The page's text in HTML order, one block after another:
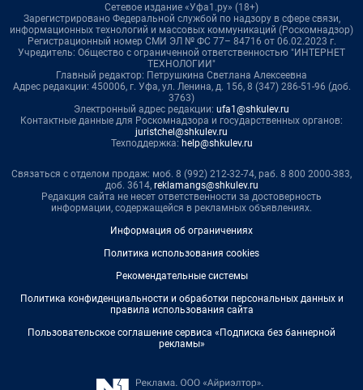
Сетевое издание «Уфа1.ру» (18+)
Зарегистрировано Федеральной службой по надзору в сфере связи,
информационных технологий и массовых коммуникаций (Роскомнадзор)
Регистрационный номер СМИ ЭЛ № ФС 77– 84716 от 06.02.2023 г.
Учредитель: Общество с ограниченной ответственностью "ИНТЕРНЕТ
ТЕХНОЛОГИИ"
Главный редактор: Петрушкина Светлана Алексеевна
Адрес редакции: 450006, г. Уфа, ул. Ленина, д. 156, 8 (347) 286-51-96 (доб.
3763)
Электронный адрес редакции: ufa1@shkulev.ru
Контактные данные для Роскомнадзора и государственных органов:
juristchel@shkulev.ru
Техподдержка: help@shkulev.ru
Связаться с отделом продаж: моб. 8 (992) 212-32-74, раб. 8 800 2000-383,
доб. 3614, reklamangs@shkulev.ru
Редакция сайта не несет ответственности за достоверность
информации, содержащейся в рекламных объявлениях.
Информация об ограничениях
Политика использования cookies
Рекомендательные системы
Политика конфиденциальности и обработки персональных данных и
правила использования сайта
Пользовательское соглашение сервиса «Подписка без баннерной
рекламы»